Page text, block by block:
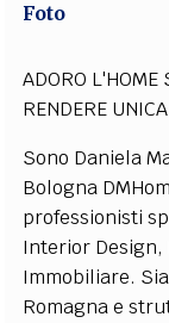
FILODIRITTO
CODICI RUBRICHE
Foto
ADORO L'HOME
RENDERE
Sono Daniela
Bologna
professionisti
Interior
Immobiliare.
Romagna e